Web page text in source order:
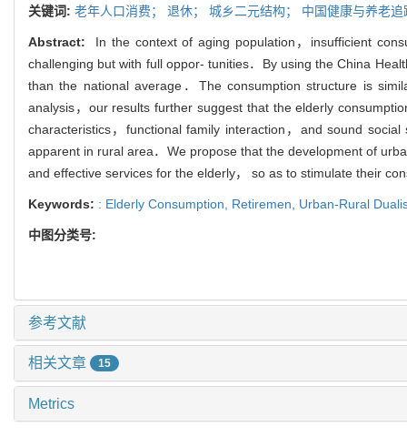
关键词: 老年人口消费； 退休； 城乡二元结构； 中国健康与养老追
Abstract:
In the context of aging population，insufficient
challenging but with full oppor- tunities．By using the China
than the national average．The consumption structure is
analysis，our results further suggest that the elderly
characteristics，functional family interaction，and sound
apparent in rural area．We propose that the development of
and effective services for the elderly， so as to stimulate their
Keywords: : Elderly Consumption, Retiremen, Urban-Rural
中图分类号:
参考文献
相关文章 15
Metrics